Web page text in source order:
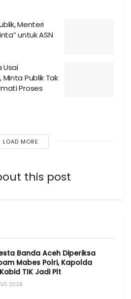
Menteri
untuk ASN
Usai
Publik Tak
Proses
LOAD MORE
this post
Banda Aceh Diperiksa
Mabes Polri, Kapolda
TIK Jadi Plt
2026